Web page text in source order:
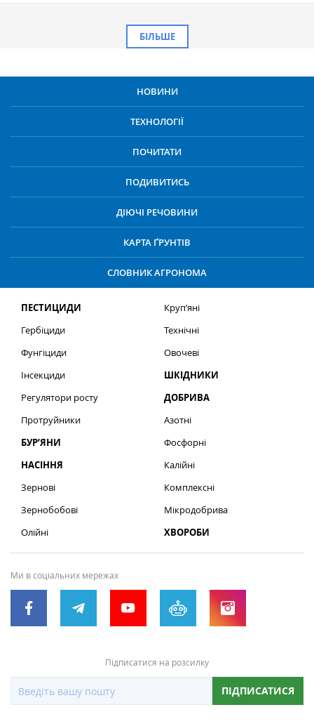
БІЛЬШЕ
НОВИНИ
ТЕХНОЛОГІЇ
ПОЧИТАТИ
ПОДИВИТИСЬ
ДІЮЧІ РЕЧОВИНИ
КАРТА ҐРУНТІВ
СЛОВНИК АГРОНОМА
ПЕСТИЦИДИ
Гербіциди
Фунгіциди
Інсекциди
Регулятори росту
Протруйники
БУР’ЯНИ
НАСІННЯ
Зернові
Зернобобові
Олійні
Круп’яні
Технічні
Овочеві
ШКІДНИКИ
ДОБРИВА
Азотні
Фосфорні
Калійні
Комплексні
Мікродобрива
ХВОРОБИ
Ми в соціальних мережах
Підписатися на розсилку
ПІДПИСАТИСЯ